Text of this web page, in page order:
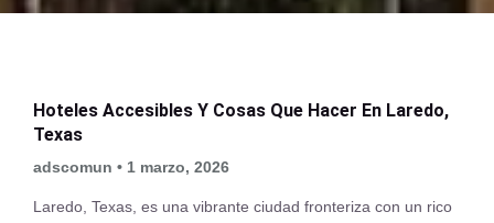
Hoteles Accesibles Y Cosas Que Hacer En Laredo,
Texas
adscomun 1 marzo, 2026
Laredo, Texas, es una vibrante ciudad fronteriza con un rico